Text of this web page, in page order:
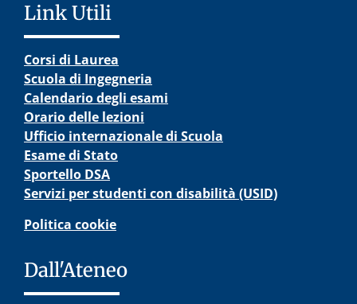
Link Utili
Corsi di Laurea
Scuola di Ingegneria
Calendario degli esami
Orario delle lezioni
Ufficio internazionale di Scuola
Esame di Stato
Sportello DSA
Servizi per studenti con disabilità (USID)
Politica cookie
Dall'Ateneo